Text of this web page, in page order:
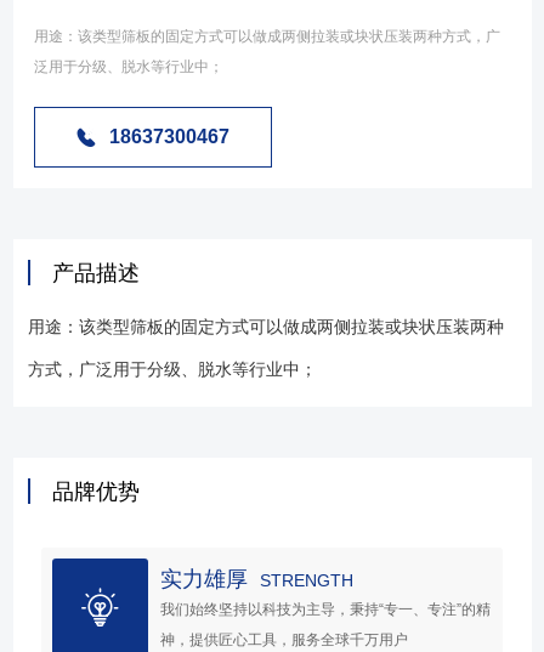
用途：该类型筛板的固定方式可以做成两侧拉装或块状压装两种方式，广
泛用于分级、脱水等行业中；
18637300467
产品描述
用途：该类型筛板的固定方式可以做成两侧拉装或块状压装两种
方式，广泛用于分级、脱水等行业中；
品牌优势
实力雄厚 STRENGTH
我们始终坚持以科技为主导，秉持“专一、专注”的精
神，提供匠心工具，服务全球千万用户